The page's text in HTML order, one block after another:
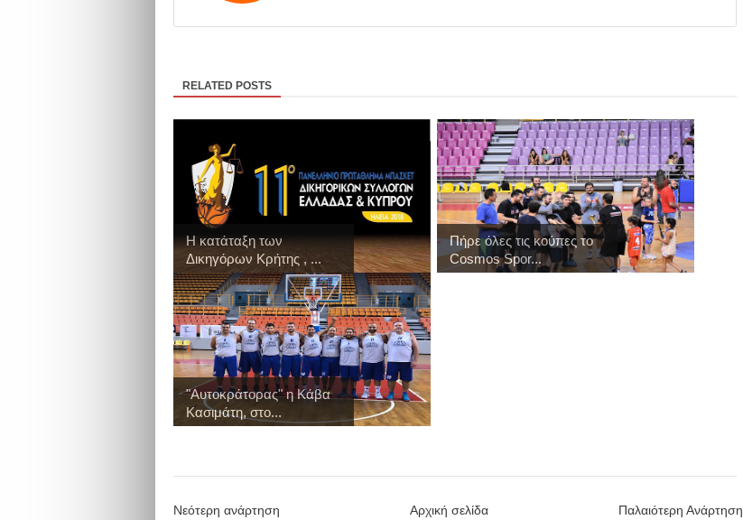
RELATED POSTS
Η κατάταξη των
Δικηγόρων Κρήτης , ...
Πήρε όλες τις κούπες το
Cosmos Spor...
"Αυτοκράτορας" η Κάβα
Κασιμάτη, στο...
Νεότερη ανάρτηση Παλαιότερη Ανάρτηση
Αρχική σελίδα